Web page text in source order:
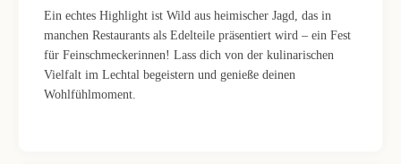
Ein echtes Highlight ist Wild aus heimischer Jagd, das in
manchen Restaurants als Edelteile präsentiert wird – ein Fest
für Feinschmeckerinnen! Lass dich von der kulinarischen
Vielfalt im Lechtal begeistern und genieße deinen
Wohlfühlmoment.